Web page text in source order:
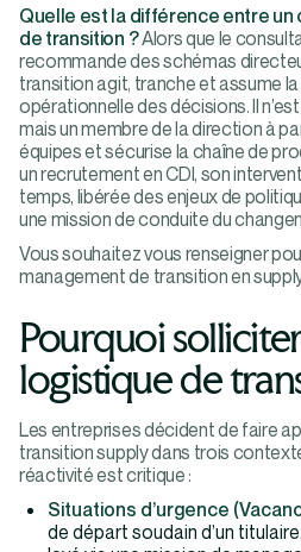
Quelle est la différence entre un
de transition ?Alors que le
recommande des schémas
transition agit, tranche et assume
opérationnelle des décisions. Il
mais un membre de la direction à
équipes et sécurise la chaîne de
un recrutement en CDI, son
temps, libérée des enjeux de
une mission de conduite du
Vous souhaitez vous renseigner
management de transition en
Pourquoi
logistique de
Les entreprises décident de faire
transition supply dans trois
réactivité est critique :
Situations d’urgence
de départ soudain d’un